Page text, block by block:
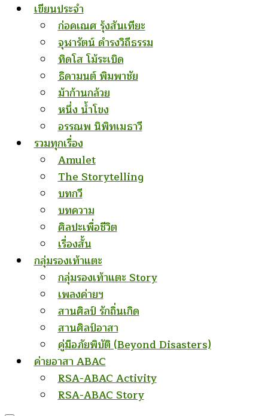
เขียนประจำ
ก่อคเณศ รุ้งสันเทียะ
จุฬารัตน์ ดำรงวิถีธรรม
ทิดโส โม้ระเบิด
ธิดามนต์ พิมพาชัย
ม้าก้านกล้วย
หนึ่ง น้ำโขง
อรรณพ นิพิทเมธาวี
รวมทุกเรื่อง
Amulet
The Storytelling
บทกวี
บทความ
ศิลปะเพื่อชีวิต
เรื่องสั้น
กลุ่มรองเท้าแตะ
กลุ่มรองเท้าแตะ Story
เพลงค่ายฯ
สานศิลป์ รักถิ่นเกิด
สานศิลป์อาสา
คู่มือภัยพิบัติ (Beyond Disasters)
ค่ายอาสา ABAC
RSA-ABAC Activity
RSA-ABAC Story